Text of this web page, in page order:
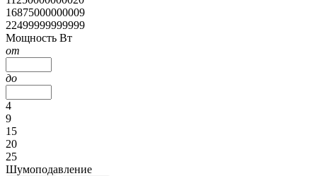
16875000000009
22499999999999
Мощность Вт
от
до
4
9
15
20
25
Шумоподавление